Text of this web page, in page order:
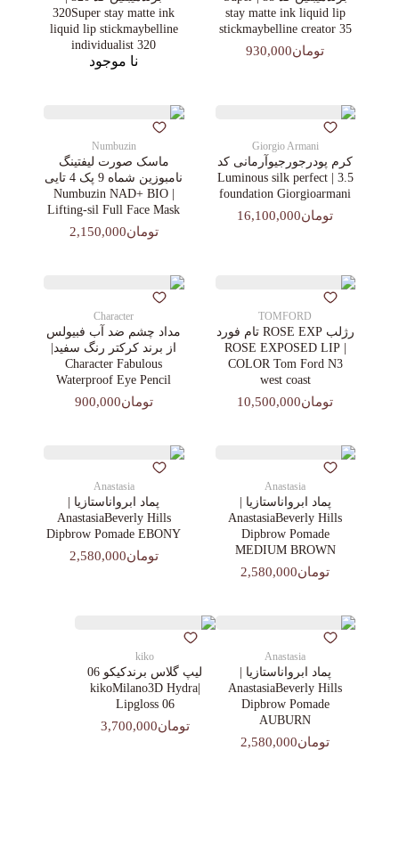
stay matte ink liquid lip
stickmaybelline creator 35
تومان930,000
320Super stay matte ink
liquid lip stickmaybelline
individualist 320
نا موجود
Giorgio Armani
کرم پودرجورجیوآرمانی کد
3.5 | Luminous silk perfect
foundation Giorgioarmani
تومان16,100,000
Numbuzin
ماسک صورت لیفتینگ
نامبوزین شماه 9 پک 4 تایی
| Numbuzin NAD+ BIO
Lifting-sil Full Face Mask
تومان2,150,000
TOMFORD
رژلب ROSE EXP تام فورد
| ROSE EXPOSED LIP
COLOR Tom Ford N3
west coast
تومان10,500,000
Character
مداد چشم ضد آب فبیولس
از برند کرکتر رنگ سفید|
Character Fabulous
Waterproof Eye Pencil
تومان900,000
Anastasia
پماد ابرواناستازیا |
AnastasiaBeverly Hills
Dipbrow Pomade
MEDIUM BROWN
تومان2,580,000
Anastasia
پماد ابرواناستازیا |
AnastasiaBeverly Hills
Dipbrow Pomade EBONY
تومان2,580,000
Anastasia
پماد ابرواناستازیا |
AnastasiaBeverly Hills
Dipbrow Pomade
AUBURN
تومان2,580,000
kiko
لیپ گلاس‌ برندکیکو 06
|kikoMilano3D Hydra
Lipgloss 06
تومان3,700,000